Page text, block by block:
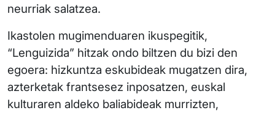
neurriak salatzea.
Ikastolen mugimenduaren ikuspegitik,
“Lenguizida” hitzak ondo biltzen du bizi den
egoera: hizkuntza eskubideak mugatzen dira,
azterketak frantsesez inposatzen, euskal
kulturaren aldeko baliabideak murrizten,